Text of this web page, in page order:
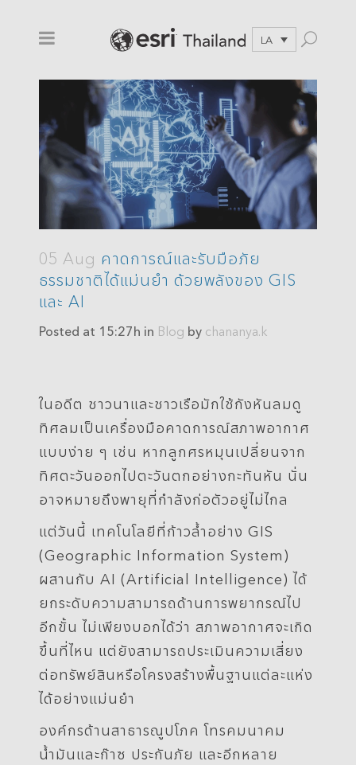
LA
05 Aug คาดการณ์และรับมือภัย
ธรรมชาติได้แม่นยำ ด้วยพลังของ GIS
และ AI
Posted at 15:27h in Blog by chananya.k
ในอดีต ชาวนาและชาวเรือมักใช้กังหันลมดู
ทิศลมเป็นเครื่องมือคาดการณ์สภาพอากาศ
แบบง่าย ๆ เช่น หากลูกศรหมุนเปลี่ยนจาก
ทิศตะวันออกไปตะวันตกอย่างกะทันหัน นั่น
อาจหมายถึงพายุที่กำลังก่อตัวอยู่ไม่ไกล
แต่วันนี้ เทคโนโลยีที่ก้าวล้ำอย่าง GIS
(Geographic Information System)
ผสานกับ AI (Artificial Intelligence) ได้
ยกระดับความสามารถด้านการพยากรณ์ไป
อีกขั้น ไม่เพียงบอกได้ว่า สภาพอากาศจะเกิด
ขึ้นที่ไหน แต่ยังสามารถประเมินความเสี่ยง
ต่อทรัพย์สินหรือโครงสร้างพื้นฐานแต่ละแห่ง
ได้อย่างแม่นยำ
องค์กรด้านสาธารณูปโภค โทรคมนาคม
น้ำมันและก๊าซ ประกันภัย และอีกหลาย